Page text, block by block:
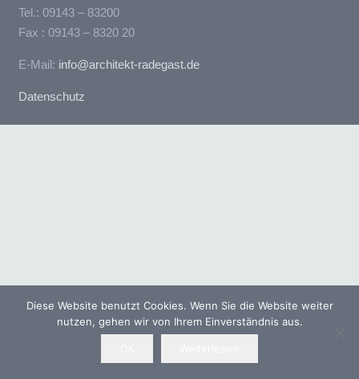
Tel.: 09143 – 83200
Fax : 09143 – 8320 20
E-Mail: info@architekt-radegast.de
Datenschutz
Diese Website benutzt Cookies. Wenn Sie die Website weiter
nutzen, gehen wir von Ihrem Einverständnis aus.